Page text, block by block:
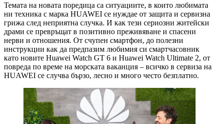
Темата на новата поредица са ситуациите, в които любимата
ни техника с марка HUAWEI се нуждае от защита и сервизна
грижа след неприятна случка. И как тези сериозни житейски
драми се превръщат в позитивно преживяване и спасени
нерви и отношения. От счупен смартфон, до полезни
инструкции как да предпазим любимия си смартчасовник
като новите Huawei Watch GT 6 и Huawei Watch Ultimate 2, от
повреда по време на морската ваканция – всичко в сервиза на
HUAWEI се случва бързо, лесно и много често безплатно.